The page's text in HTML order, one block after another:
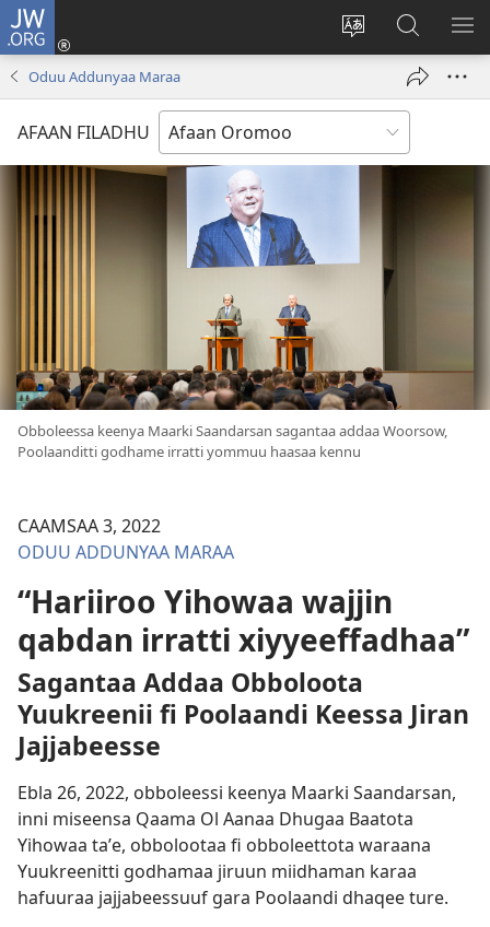
JW.ORG
Afaan
weebsaayitii
Gali
(opens
JW.ORG
Irraa
Barbaadi
Oduu Addunyaa Maraa
AFAAN FILADHU
Obboleessa keenya Maarki Saandarsan sagantaa addaa Woorsow,
Poolaanditti godhame irratti yommuu haasaa kennu
CAAMSAA 3, 2022
ODUU ADDUNYAA MARAA
“Hariiroo Yihowaa wajjin
qabdan irratti xiyyeeffadhaa”
Sagantaa Addaa Obboloota
Yuukreenii fi Poolaandi Keessa Jiran
Jajjabeesse
Ebla 26, 2022, obboleessi keenya Maarki Saandarsan,
inni miseensa Qaama Ol Aanaa Dhugaa Baatota
Yihowaa taʼe, obbolootaa fi obboleettota waraana
Yuukreenitti godhamaa jiruun miidhaman karaa
hafuuraa jajjabeessuuf gara Poolaandi dhaqee ture.